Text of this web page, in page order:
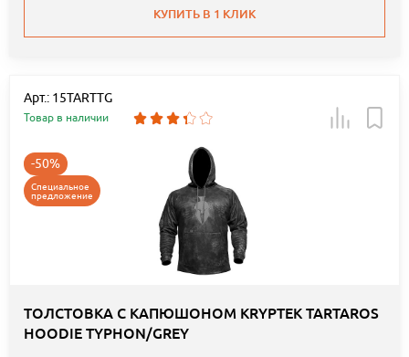
КУПИТЬ В 1 КЛИК
Арт.: 15TARTTG
Товар в наличии
-50%
Специальное
предложение
ТОЛСТОВКА С КАПЮШОНОМ KRYPTEK TARTAROS
HOODIE TYPHON/GREY